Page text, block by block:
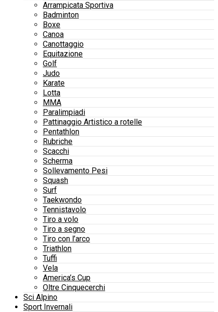
Arrampicata Sportiva
Badminton
Boxe
Canoa
Canottaggio
Equitazione
Golf
Judo
Karate
Lotta
MMA
Paralimpiadi
Pattinaggio Artistico a rotelle
Pentathlon
Rubriche
Scacchi
Scherma
Sollevamento Pesi
Squash
Surf
Taekwondo
Tennistavolo
Tiro a volo
Tiro a segno
Tiro con l’arco
Triathlon
Tuffi
Vela
America’s Cup
Oltre Cinquecerchi
Sci Alpino
Sport Invernali